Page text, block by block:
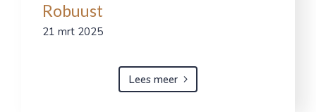
Robuust
21 mrt 2025
Lees meer